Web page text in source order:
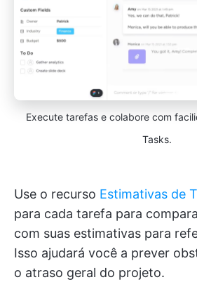
Execute tarefas e colabore com
Tasks.
Use o recurso Estimativas de
para cada tarefa para
com suas estimativas para
Isso ajudará você a prever
o atraso geral do projeto.